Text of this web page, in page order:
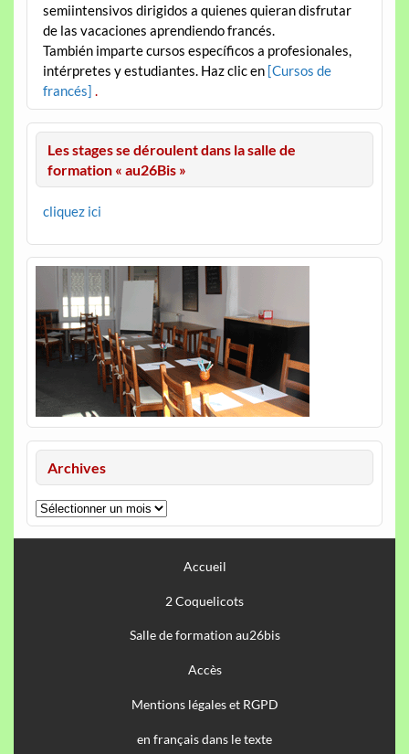
semiintensivos dirigidos a quienes quieran disfrutar
de las vacaciones aprendiendo francés.
También imparte cursos específicos a profesionales,
intérpretes y estudiantes. Haz clic en [Cursos de
francés] .
Les stages se déroulent dans la salle de
formation « au26Bis »
cliquez ici
Archives
Archives
Accueil
2 Coquelicots
Salle de formation au26bis
Accès
Mentions légales et RGPD
en français dans le texte